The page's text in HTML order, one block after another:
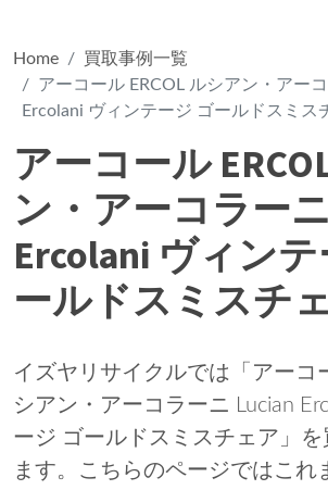
Home
買取事例一覧
アーコール ERCOL ルシアン・アー
Ercolani ヴィンテージ ゴールドスミス
アーコール
ン・アーコラー
Ercolani ヴィン
ールドスミスチ
イズヤリサイクルでは「アーコ
シアン・アーコラーニ Lucian
ージ ゴールドスミスチェア」を
ます。こちらのページではこれ